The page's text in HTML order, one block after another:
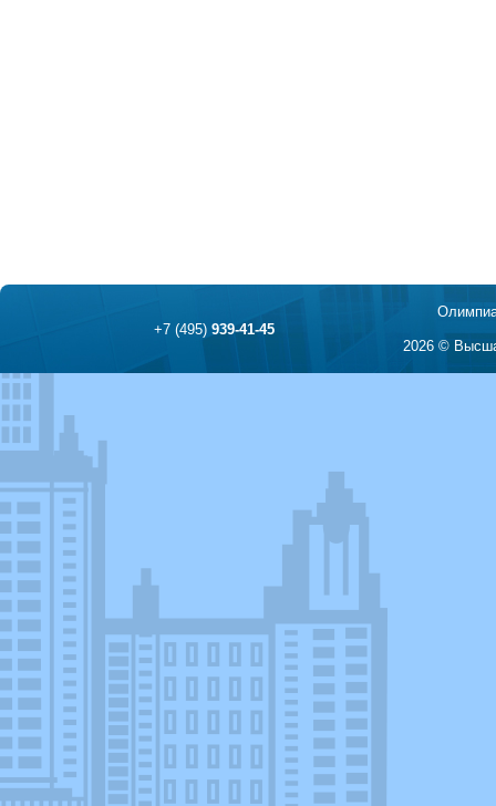
+7 (495)939-41-45
2026 ©